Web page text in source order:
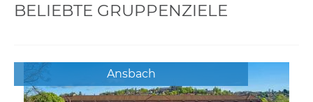
BELIEBTE GRUPPENZIELE
Ansbach